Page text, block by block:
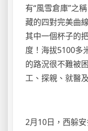
有“風雪倉庫”之
藏的四對完美曲
其中一個杯子的
度！海拔5100多
的路況很不難被
工、探親、就醫
2月10日，西躲